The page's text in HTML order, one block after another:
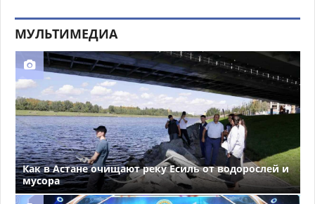
МУЛЬТИМЕДИА
Как в Астане очищают реку Есиль от водорослей и
мусора